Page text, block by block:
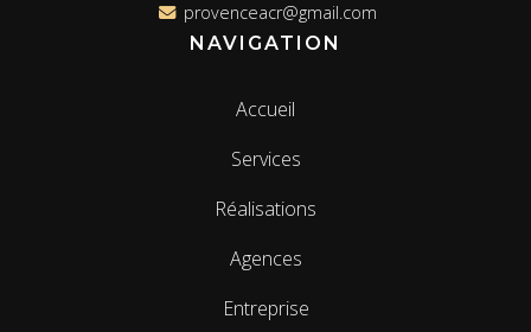
provenceacr@gmail.com
NAVIGATION
Accueil
Services
Réalisations
Agences
Entreprise